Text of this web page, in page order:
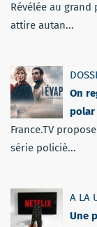
Révélée au grand
attire autan...
On
polar
France.TV
série policiè...
A LA
Une